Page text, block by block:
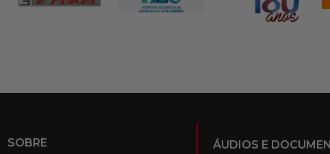
SOBRE ÁUDIOS E